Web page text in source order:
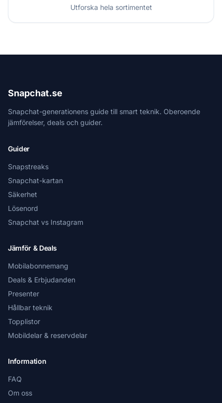
Utforska hela sortimentet
Snapchat.se
Snapchat-generationens guide till smart teknik. Oberoende
jämförelser, deals och guider.
Guider
Snapstreaks
Snapchat-kartan
Säkerhet
Lösenord
Snapchat vs Instagram
Jämför & Deals
Mobilabonnemang
Deals & Erbjudanden
Presenter
Hållbar teknik
Topplistor
Mobildelar & reservdelar
Information
FAQ
Om oss